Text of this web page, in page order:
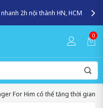
2h nội thành HN, HCM
0
For Him có thể tăng thời gian